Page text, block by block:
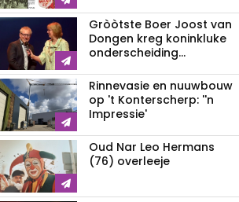
Gròòtste Boer Joost van
Dongen kreg koninkluke
onderscheiding...
Rinnevasie en nuuwbouw
op 't Konterscherp: ''n
Impressie'
Oud Nar Leo Hermans
(76) overleeje